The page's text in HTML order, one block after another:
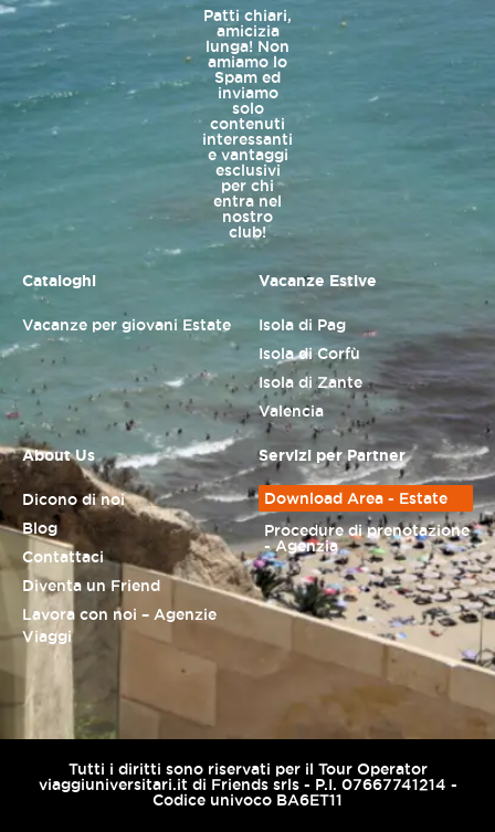
Patti chiari,
amicizia
lunga! Non
amiamo lo
Spam ed
inviamo
solo
contenuti
interessanti
e vantaggi
esclusivi
per chi
entra nel
nostro
club!
Cataloghi
Vacanze per giovani Estate
Vacanze Estive
Isola di Pag
Isola di Corfù
Isola di Zante
Valencia
About Us
Dicono di noi
Blog
Contattaci
Diventa un Friend
Lavora con noi – Agenzie
Viaggi
Servizi per Partner
Download Area - Estate
Procedure di prenotazione
- Agenzia
Tutti i diritti sono riservati per il Tour Operator
viaggiuniversitari.it di Friends srls - P.I. 07667741214 -
Codice univoco BA6ET11